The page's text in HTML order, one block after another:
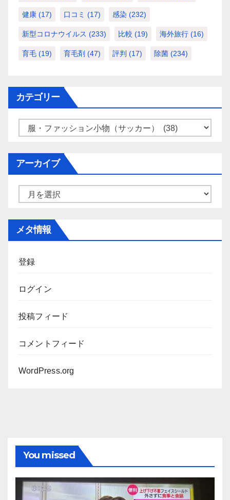
健康 (17) 口コミ (17) 感染 (232)
新型コロナウイルス (233) 比較 (19) 海外旅行 (16)
育毛 (19) 育毛剤 (47) 評判 (17) 除菌 (234)
カテゴリー
ー
アーカイブ
メタ情報
登録
ログイン
投稿フィード
コメントフィード
WordPress.org
You missed